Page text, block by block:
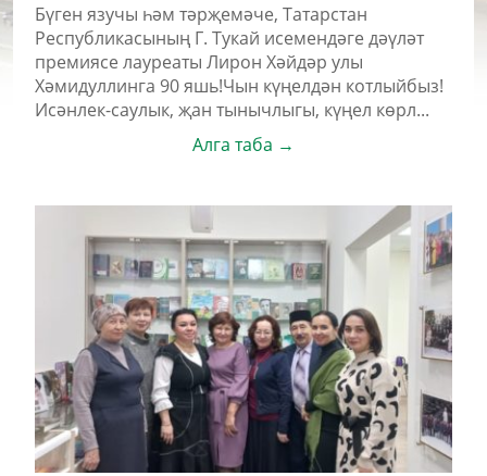
Бүген язучы һәм тәрҗемәче, Татарстан
Республикасының Г. Тукай исемендәге дәүләт
премиясе лауреаты Лирон Хәйдәр улы
Хәмидуллинга 90 яшь!Чын күңелдән котлыйбыз!
Исәнлек-саулык, җан тынычлыгы, күңел көрл...
Алга таба →